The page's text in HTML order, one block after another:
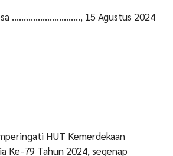
……………………….., 15 Agustus 2024
HUT Kemerdekaan
Ke-79 Tahun 2024, segenap